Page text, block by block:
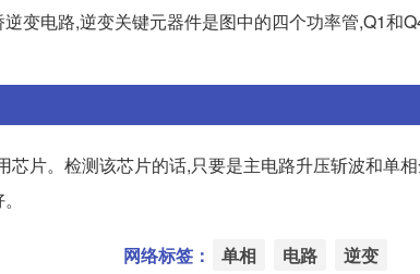
变电路,逆变关键元器件是图中的四个功率管,Q1和
芯片。检测该芯片的话,只要是主电路升压斩波和单
网络标签： 单相 电路 逆变